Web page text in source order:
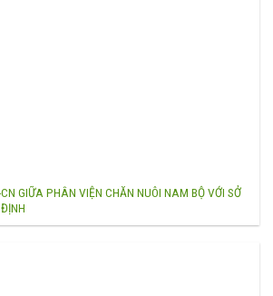
GIỮA PHÂN VIỆN CHĂN NUÔI NAM BỘ VỚI SỞ